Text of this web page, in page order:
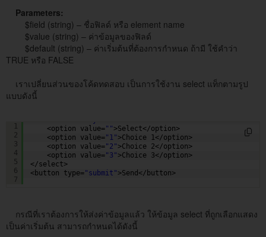
Parameters:
$field (string) – ชื่อฟิลด์ หรือ element name
$value (string) – ค่าข้อมูลของฟิลด์
$default (string) – ค่าเริ่มต้นที่ต้องการกำหนด ถ้ามี ใช้คำว่า
TRUE หรือ FALSE
เราเปลี่ยนส่วนของโค้ดทดสอบ เป็นการใช้งาน select แท็กตามรูป
แบบดังนี้
1
2
3
4
5
6
7
<option value="" >Select</option>
<option value="1" >Choice 1</option>
<option value="2" >Choice 2</option>
<option value="3" >Choice 3</option>
</select>
<button type="submit" >Send</button>
กรณีที่เราต้องการให้ส่งค่าข้อมูลแล้ว ให้ข้อมูล select ที่ถูกเลือกแสดง
เป็นค่าเริ่มต้น สามารถกำหนดได้ดังนี้